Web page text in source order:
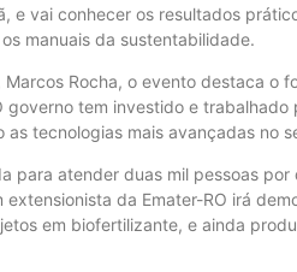
e vai conhecer os resultados
manuais da sustentabilidade.
Rocha, o evento destaca o
governo tem investido e
tecnologias mais avançadas no
para atender duas mil pessoas
da Emater-RO irá
em biofertilizante, e ainda